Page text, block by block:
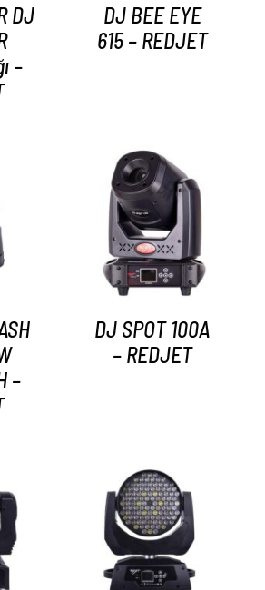
DJ
–
DJ BEE EYE
615 – REDJET
–
AYRINTILAR
DJ SPOT 100A
– REDJET
AYRINTILAR